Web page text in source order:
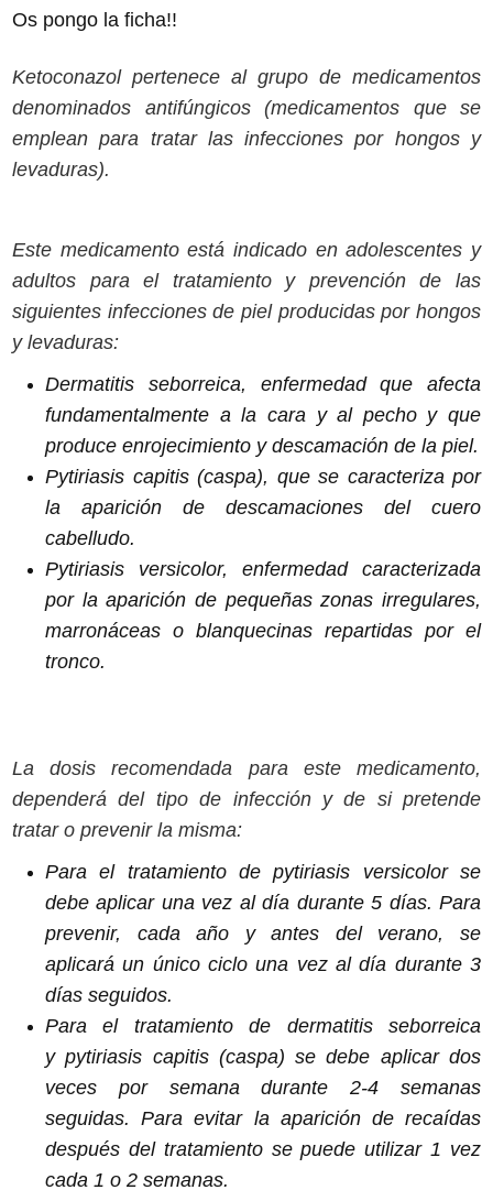
Os pongo la ficha!!
Ketoconazol pertenece al grupo de medicamentos
denominados antifúngicos (medicamentos que se
emplean para tratar las infecciones por hongos y
levaduras).
Este medicamento está indicado en adolescentes y
adultos para el tratamiento y prevención de las
siguientes infecciones de piel producidas por hongos
y levaduras:
Dermatitis seborreica, enfermedad que afecta
fundamentalmente a la cara y al pecho y que
produce enrojecimiento y descamación de la piel.
Pytiriasis capitis (caspa), que se caracteriza por
la aparición de descamaciones del cuero
cabelludo.
Pytiriasis versicolor, enfermedad caracterizada
por la aparición de pequeñas zonas irregulares,
marronáceas o blanquecinas repartidas por el
tronco.
La dosis recomendada para este medicamento,
dependerá del tipo de infección y de si pretende
tratar o prevenir la misma:
Para el tratamiento de pytiriasis versicolor se
debe aplicar una vez al día durante 5 días. Para
prevenir, cada año y antes del verano, se
aplicará un único ciclo una vez al día durante 3
días seguidos.
Para el tratamiento de dermatitis seborreica
y pytiriasis capitis (caspa) se debe aplicar dos
veces por semana durante 2-4 semanas
seguidas. Para evitar la aparición de recaídas
después del tratamiento se puede utilizar 1 vez
cada 1 o 2 semanas.